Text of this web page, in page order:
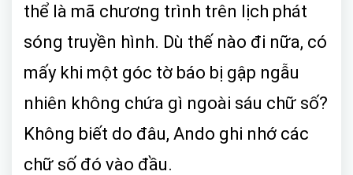
thể là mã chương trình trên lịch phát
sóng truyền hình. Dù thế nào đi nữa, có
mấy khi một góc tờ báo bị gập ngẫu
nhiên không chứa gì ngoài sáu chữ số?
Không biết do đâu, Ando ghi nhớ các
chữ số đó vào đầu.